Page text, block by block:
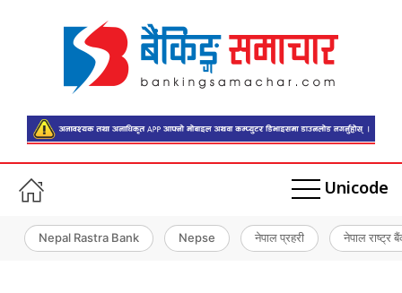
Unicode
Nepal Rastra Bank Nepse नेपाल प्रहरी नेपाल राष्ट्र